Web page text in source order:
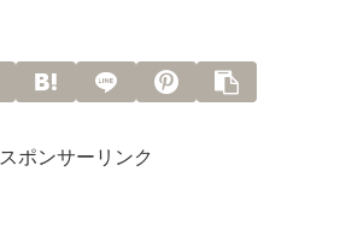
スポンサーリンク